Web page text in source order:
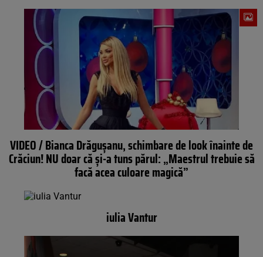
VIDEO / Bianca Drăguşanu, schimbare de look înainte de
Crăciun! NU doar că şi-a tuns părul: „Maestrul trebuie să
facă acea culoare magică”
iulia Vantur